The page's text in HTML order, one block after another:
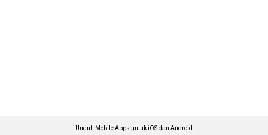
Unduh Mobile Apps untuk iOS dan Android